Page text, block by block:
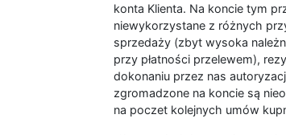
konta Klienta. Na koncie tym
niewykorzystane z różnych
sprzedaży (zbyt wysoka
przy płatności przelewem),
dokonaniu przez nas
zgromadzone na koncie są
na poczet kolejnych umów